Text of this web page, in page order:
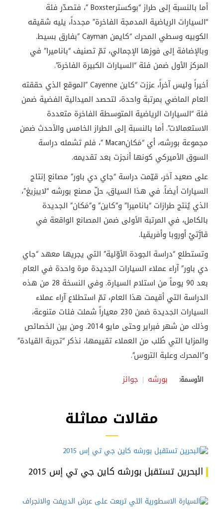
أما بالنسبة إلى طراز “بوكستر” Boxster، فتصدّر فئة
“السيارات الرياضية المدمجة الفاخرة” مجدداً، يليه شقيقه
الكوبيه وسطي المحرك “كايمن ” Caymanبفارق بسيط.
وبالإضافة إلى فوزها الإجمالي، تمّ تصنيف “باناميرا” في
المركز الأول ضمن فئة “السيارات الكبيرة الفاخرة”.
أخيراً وليس آخراً، عززت “كاين ” Cayenneالموقع الذي حققته
العام الماضي بمرتبة واحدة، لتحصد الميدالية الفضية ضمن
فئة “السيارات الرياضية المتوسطة الفاخرة متعددة
الاستعمالات”. أما بالنسبة إلى الطراز الخامس والأحدث ضمن
مجموعة بورشه، أي “مَكان” Macan، فلم تشمله دراسة
السوق الأميركي كونها أنجزت بعد تقديمه.
على صعيد آخر، قيّمت دراسة “جاي دي باور” مصانع إنتاج
السيارات أيضاً. في هذا السياق، حلّ مصنع بورشه “لايبزيغ”،
الذي يُنتج طرازات “باناميرا” و”كاين” و”مَكان” الجديدة
بالكامل، في المرتبة الأولى ضمن المصانع الواقعة في
قارَّتيْ أوروبا وأفريقيا.
وتستطلع “دراسة الجودة الأوّلية” التي يجريها معهد “جاي
دي باور” آراء عملاء السيارات الجديدة مرة واحدة في العام
بعد 90 يوماً من استلام السيارة. وفي النسخة 28 من هذه
الدراسة التي أقيمت هذا العام، تمّ استطلاع آراء عملاء
السيارات الجديدة ضمن 230 معياراً شملت فئات متنوعة،
وذلك من شهر فبراير وحتى مايو 2014. ومن بين الخصائص
والمزايا التي طُلب من العملاء تقييمها، نذكر “تجربة القيادة”
و”المحرك وعلبة التروس”.
الأوسمة: بورشه جوائز
مقالات مماثلة
البحرين تستقبل بورشه كاين جي تي إس 2015